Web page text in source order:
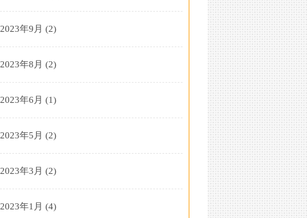
2023年9月 (2)
2023年8月 (2)
2023年6月 (1)
2023年5月 (2)
2023年3月 (2)
2023年1月 (4)